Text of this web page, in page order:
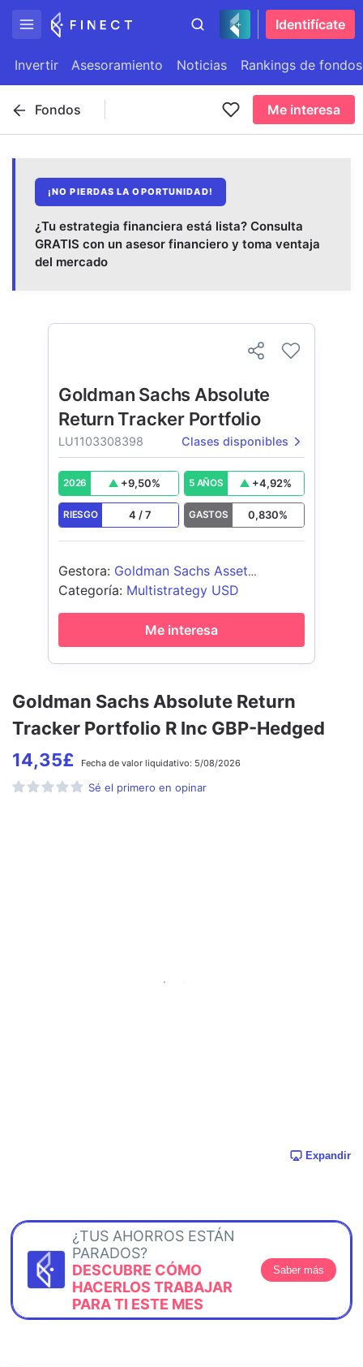
Identifícate
Invertir Asesoramiento Noticias Rankings de fondos
Fondos Me interesa
¡NO PIERDAS LA OPORTUNIDAD!
¿Tu estrategia financiera está lista? Consulta
GRATIS con un asesor financiero y toma ventaja
del mercado
Goldman Sachs Absolute Return
Tracker Portfolio R Inc GBP-Hedged
14,35£ Fecha de valor liquidativo: 5/08/2026
Sé el primero en opinar
Expandir
¿TUS AHORROS ESTÁN
PARADOS?
DESCUBRE CÓMO
HACERLOS TRABAJAR
PARA TI ESTE MES
Saber más
Goldman Sachs Absolute
Return Tracker Portfolio
LU1103308398 Clases disponibles
2026 +9,50% 5 AÑOS +4,92%
RIESGO 4 /7 GASTOS 0,830%
Gestora: Goldman Sachs Asset
Management B.V.
Categoría: Multistrategy USD
Me interesa